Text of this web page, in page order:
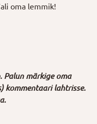
oma lemmik!
Palun märkige oma
kommentaari lahtrisse.